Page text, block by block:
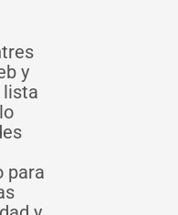
y
lista
para